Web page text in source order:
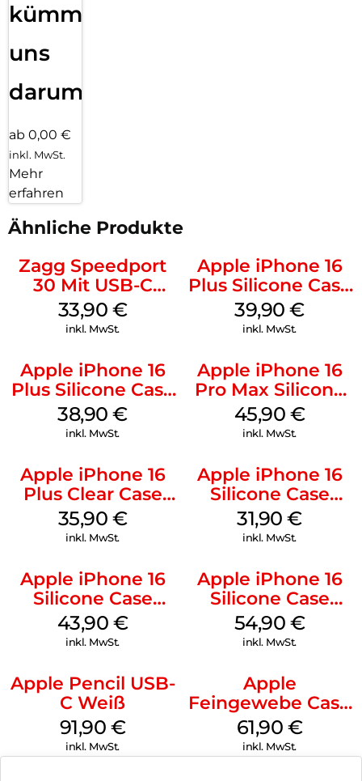
kümmern
uns
darum!
ab 0,00 €
inkl. MwSt.
Mehr
erfahren
Ähnliche Produkte
Zagg Speedport
30 Mit USB-C
Kabel Weiß
33,90 €
inkl. MwSt.
Apple iPhone 16
Plus Silicone Case
MagSafe Plum
39,90€
inkl. MwSt.
Apple iPhone 16
Plus Silicone Case
MagSafe Denim
38,90€
inkl. MwSt.
Apple iPhone 16
Pro Max Silicone
Case MagSafe
Ultramarine
45,90 €
inkl. MwSt.
Apple iPhone 16
Plus Clear Case
MagSafe
Transparent
35,90 €
inkl. MwSt.
Apple iPhone 16
Silicone Case
MagSafe Fuchsia
31,90€
inkl. MwSt.
Apple iPhone 16
Silicone Case
MagSafe Plum
43,90 €
inkl. MwSt.
Apple iPhone 16
Silicone Case
MagSafe Black
54,90 €
inkl. MwSt.
Apple Pencil USB-
C Weiß
91,90 €
inkl. MwSt.
Apple
Feingewebe Case
iPhone 15 Pro
MagSafe Schwarz
61,90 €
inkl. MwSt.